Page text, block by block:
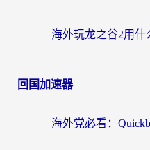
回国加速器